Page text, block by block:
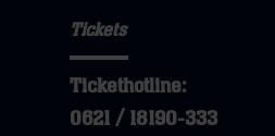
Tickets
Tickethotline:
0621 / 18190-333